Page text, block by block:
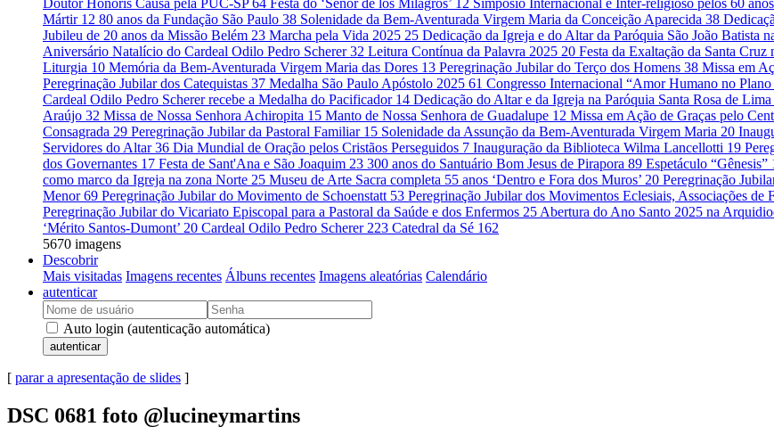
Doutor Honoris Causa pela PUC-SP64 Festa do ‘Señor de los Milagros’ 12 Simpósio Internacional e Inter-religioso pelos 60
Mártir 12 80 anos da Fundação São Paulo 38 Solenidade da Bem-Aventurada Virgem Maria da Conceição Aparecida 38
Jubileu de 20 anos da Missão Belém 23 Marcha pela Vida 2025 25 Dedicação da Igreja e do Altar da Paróquia São João Batista
Aniversário Natalício do Cardeal Odilo Pedro Scherer32 Leitura Contínua da Palavra 2025 20 Festa da Exaltação da Santa Cruz
Liturgia 10 Memória da Bem-Aventurada Virgem Maria das Dores 13 Peregrinação Jubilar do Terço dos Homens 38 Missa em
Peregrinação Jubilar dos Catequistas 37 Medalha São Paulo Apóstolo 2025 61 Congresso Internacional “Amor Humano no
Cardeal Odilo Pedro Scherer recebe a Medalha do Pacificador 14 Dedicação do Altar e da Igreja na Paróquia Santa Rosa de Lima
Araújo 32 Missa de Nossa Senhora Achiropita 15 Manto de Nossa Senhora de Guadalupe 12 Missa em Ação de Graças pelo
Consagrada 29 Peregrinação Jubilar da Pastoral Familiar 15 Solenidade da Assunção da Bem-Aventurada Virgem Maria 20
Servidores do Altar36 Dia Mundial de Oração pelos Cristãos Perseguidos 7 Inauguração da Biblioteca Wilma Lancellotti 19
dos Governantes 17 Festa de Sant'Ana e São Joaquim 23 300 anos do Santuário Bom Jesus de Pirapora 89 Espetáculo “Gênesis”
como marco da Igreja na zona Norte 25 Museu de Arte Sacra completa 55 anos ‘Dentro e Fora dos Muros’ 20 Peregrinação
Menor69 Peregrinação Jubilar do Movimento de Schoenstatt 53 Peregrinação Jubilar dos Movimentos Eclesiais, Associações de
Peregrinação Jubilar do Vicariato Episcopal para a Pastoral da Saúde e dos Enfermos 25 Abertura do Ano Santo 2025 na
‘Mérito Santos-Dumont’ 20 Cardeal Odilo Pedro Scherer 223 Catedral da Sé 162
5670 imagens
Descobrir
Mais visitadas Imagens recentes Álbuns recentes Imagens aleatórias Calendário
autenticar
Auto login (autenticação automática)
autenticar
[ parar a apresentação de slides ]
DSC 0681 foto @lucineymartins